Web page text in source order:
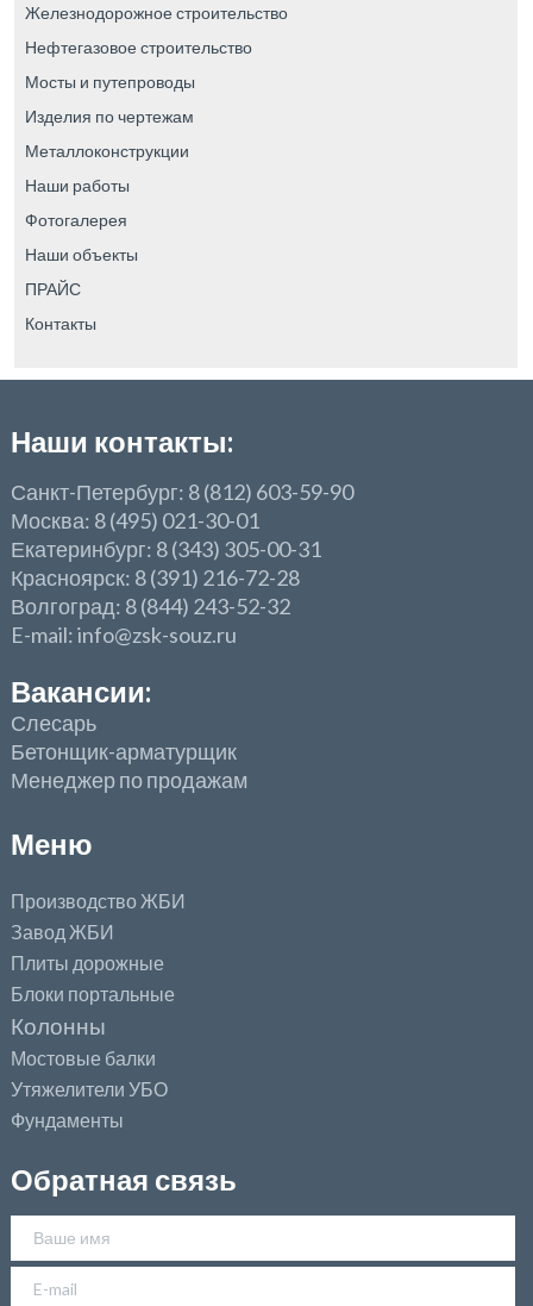
Железнодорожное строительство
Нефтегазовое строительство
Мосты и путепроводы
Изделия по чертежам
Металлоконструкции
Наши работы
Фотогалерея
Наши объекты
ПРАЙС
Контакты
Наши контакты:
Санкт-Петербург: 8 (812) 603-59-90
Москва: 8 (495) 021-30-01
Екатеринбург: 8 (343) 305-00-31
Красноярск: 8 (391) 216-72-28
Волгоград: 8 (844) 243-52-32
E-mail: info@zsk-souz.ru
Вакансии:
Слесарь
Бетонщик-арматурщик
Менеджер по продажам
Меню
Производство ЖБИ
Завод ЖБИ
Плиты дорожные
Блоки портальные
Колонны
Мостовые балки
Утяжелители УБО
Фундаменты
Обратная связь